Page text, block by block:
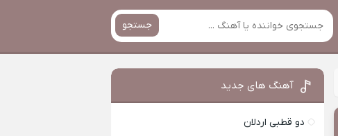
جستجو
آهنگ های جدید
دو قطبی اردلان